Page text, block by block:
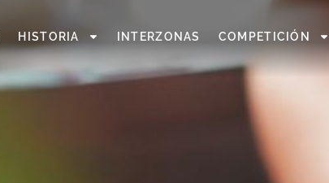
HISTORIA INTERZONAS COMPETICIÓN